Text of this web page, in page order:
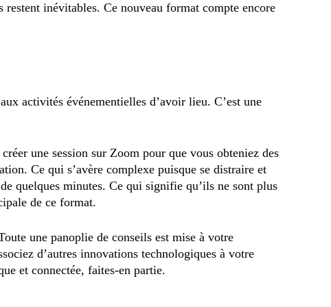
restent inévitables. Ce nouveau format compte encore
activités événementielles d’avoir lieu. C’est une
une session sur Zoom pour que vous obteniez des
Ce qui s’avère complexe puisque se distraire et
quelques minutes. Ce qui signifie qu’ils ne sont plus
de ce format.
une panoplie de conseils est mise à votre
d’autres innovations technologiques à votre
et connectée, faites-en partie.